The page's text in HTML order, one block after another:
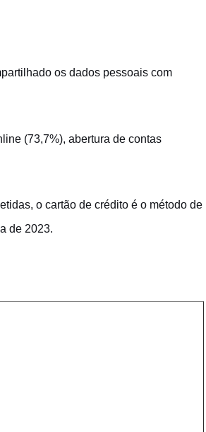
os dados pessoais com
(73,7%), abertura de contas
o cartão de crédito é o método de
de 2023.